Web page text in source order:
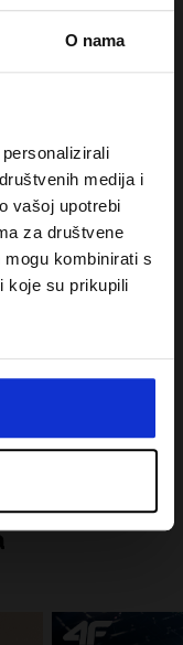
O nama
medija i
vašoj upotrebi
za društvene
kombinirati s
koje su prikupili